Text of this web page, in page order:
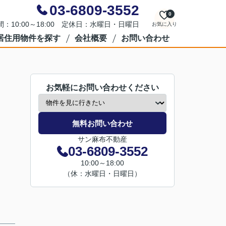
03-6809-3552
：10:00～18:00 定休日：水曜日・日曜日 お気に入り
0
住用物件を探す 会社概要 お問い合わせ
お気軽にお問い合わせください
無料お問い合わせ
サン麻布不動産
03-6809-3552
10:00～18:00
（休：水曜日・日曜日）